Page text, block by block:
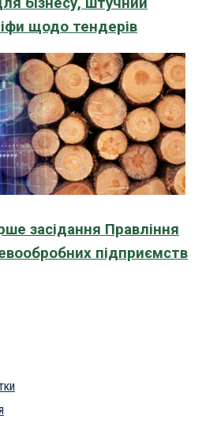
щодо тендерів
засідання Правління
підприємств